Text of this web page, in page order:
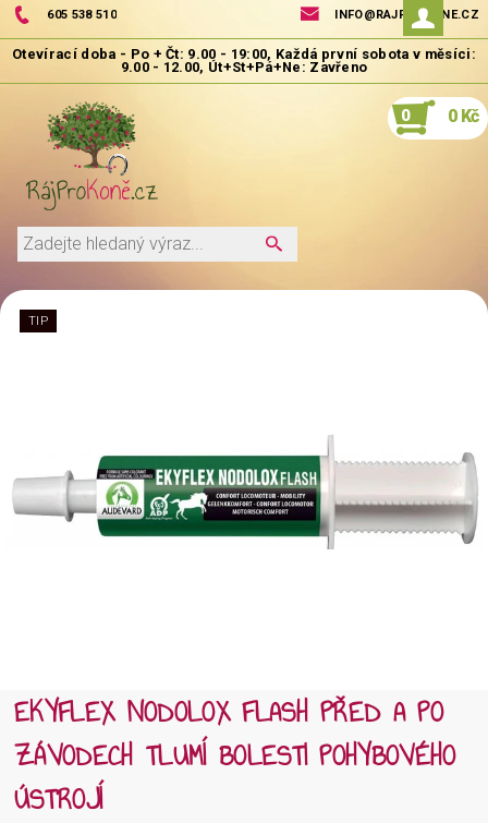
605 538 510 INFO@RAJPROKONE.CZ
0 0 Kč
TIP
EKYFLEX NODOLOX FLASH PŘED A PO
ZÁVODECH TLUMÍ BOLESTI POHYBOVÉHO
ÚSTROJÍ